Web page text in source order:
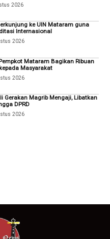
2026
ke UIN Mataram guna
Internasional
2026
Mataram Bagikan Ribuan
Masyarakat
2026
Gerakan Magrib Mengaji, Libatkan
DPRD
2026